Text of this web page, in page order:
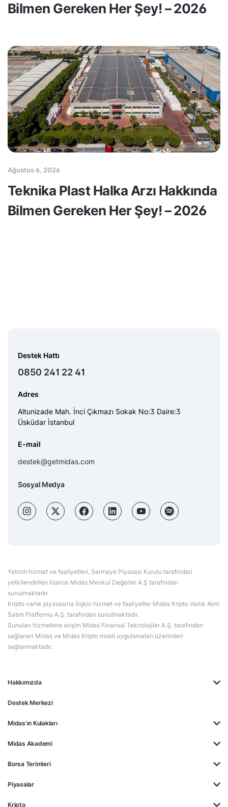
Bilmen Gereken Her Şey! – 2026
Ağustos 6, 2026
Teknika Plast Halka Arzı Hakkında
Bilmen Gereken Her Şey! – 2026
Hakkımızda
Destek Merkezi
Midas'ın Kulakları
Midas Akademi
Borsa Terimleri
Piyasalar
Kripto
Destek Hattı
0850 241 22 41
Adres
Altunizade Mah. İnci Çıkmazı Sokak No:3 Daire:3
Üsküdar İstanbul
E-mail
destek@getmidas.com
Sosyal Medya
Yatırım hizmet ve faaliyetleri, Sermaye Piyasası Kurulu tarafından
yetkilendirilen lisanslı Midas Menkul Değerler A.Ş tarafından
sunulmaktadır.
Kripto varlık piyasasına ilişkin hizmet ve faaliyetler Midas Kripto Varlık Alım
Satım Platformu A.Ş. tarafından sunulmaktadır.
Sunulan hizmetlere erişim Midas Finansal Teknolojiler A.Ş. tarafından
sağlanan Midas ve Midas Kripto mobil uygulamaları üzerinden
sağlanmaktadır.